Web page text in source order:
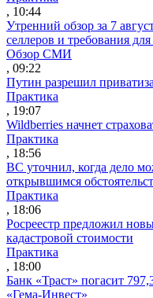
, 10:44
Утренний обзор за 7
селлеров и требования
Обзор СМИ
, 09:22
Путин разрешил
Практика
, 19:07
Wildberries начнет
Практика
, 18:56
ВС уточнил, когда дело
открывшимся
Практика
, 18:06
Росреестр предложил
кадастровой стоимости
Практика
, 18:00
Банк «Траст» погасит
«Гема-Инвест»